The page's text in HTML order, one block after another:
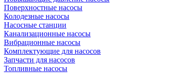
Поверхностные насосы
Колодезные насосы
Насосные станции
Канализационные насосы
Вибрационные насосы
Комплектующие для насосов
Запчасти для насосов
Топливные насосы